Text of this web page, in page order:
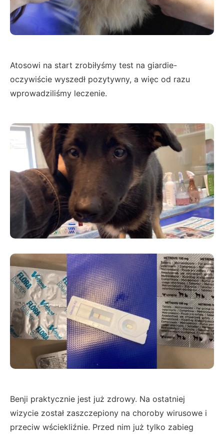
Atosowi na start zrobiłyśmy test na giardie-
oczywiście wyszedł pozytywny, a więc od razu
wprowadziliśmy leczenie.
Benji praktycznie jest już zdrowy. Na ostatniej
wizycie został zaszczepiony na choroby wirusowe i
przeciw wściekliźnie. Przed nim już tylko zabieg